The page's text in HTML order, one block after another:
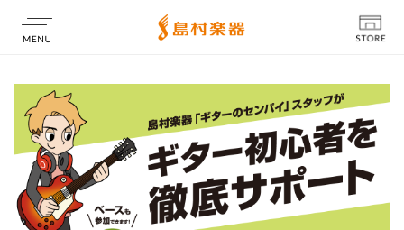
店舗情報